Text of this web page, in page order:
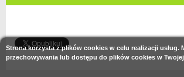
Strona korzysta z plików cookies w celu realizacji usług.
przechowywania lub dostępu do plików cookies w